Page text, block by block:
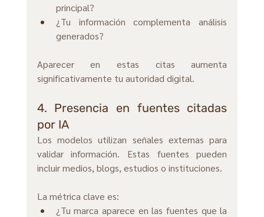
principal?
¿Tu información complementa análisis
generados?
Aparecer en estas citas aumenta
significativamente tu autoridad digital.
4. Presencia en fuentes citadas
por IA
Los modelos utilizan señales externas para
validar información. Estas fuentes pueden
incluir medios, blogs, estudios o instituciones.
La métrica clave es:
¿Tu marca aparece en las fuentes que la